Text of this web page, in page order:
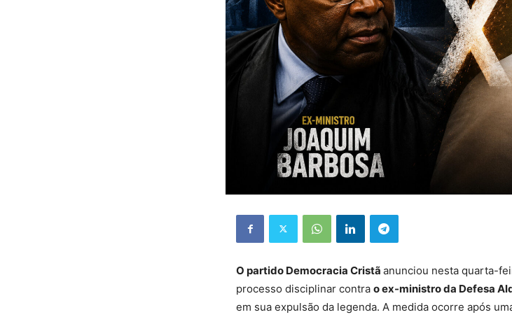
O partido Democracia Cristã anunciou nesta quarta-
processo disciplinar contra o ex-ministro da Defesa
em sua expulsão da legenda. A medida ocorre após